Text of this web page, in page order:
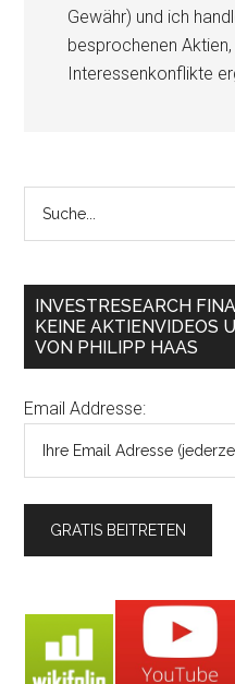
Gewähr) und ich
besprochenen
Interessenkonflikte
INVESTRESEARCH
KEINE AKTIENVIDEOS
VON PHILIPP HAAS
Email Addresse: